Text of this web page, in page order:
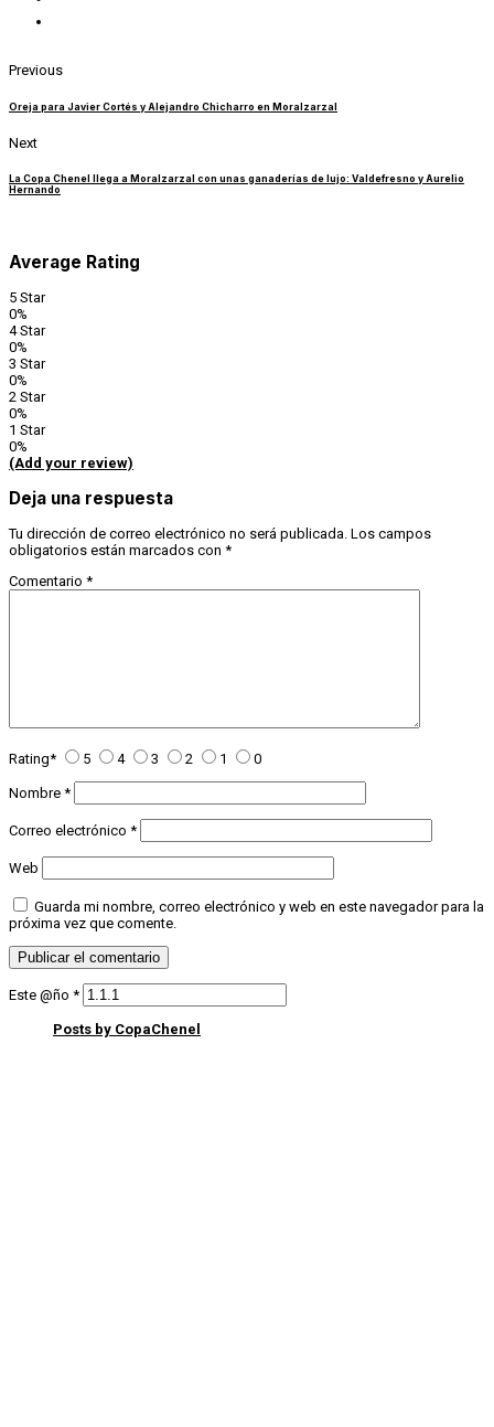
Previous
Oreja para Javier Cortés y Alejandro Chicharro en Moralzarzal
Next
La Copa Chenel llega a Moralzarzal con unas ganaderías de lujo: Valdefresno y Aurelio
Hernando
Average Rating
5 Star
0%
4 Star
0%
3 Star
0%
2 Star
0%
1 Star
0%
(Add your review)
Deja una respuesta
Tu dirección de correo electrónico no será publicada. Los campos
obligatorios están marcados con *
Comentario *
Rating* 5 4 3 2 1 0
Nombre *
Correo electrónico *
Web
Guarda mi nombre, correo electrónico y web en este navegador para la
próxima vez que comente.
Este @ño *
Posts by CopaChenel